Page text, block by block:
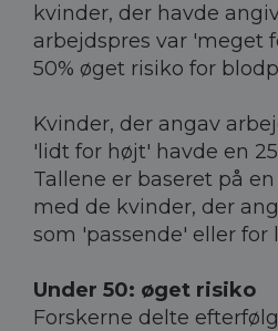
kvinder, der havde
arbejdspres var 'meget
50% øget risiko for
Kvinder, der angav
'lidt for højt' havde en
Tallene er baseret på
med de kvinder, der
som 'passende' eller for
Under 50: øget risiko
Forskerne delte